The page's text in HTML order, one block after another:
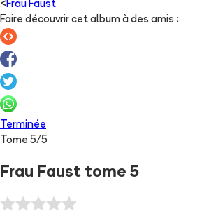
< Frau Faust
Faire découvrir cet album à des amis :
Terminée
Tome 5/5
Frau Faust tome 5